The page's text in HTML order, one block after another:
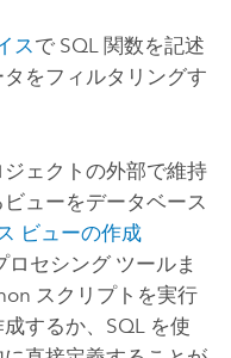
スで SQL 関数を記述
をフィルタリングす
ェクトの外部で維持
ューをデータベース
ビューの作成
セシング ツールま
スクリプトを実行
するか、SQL を使